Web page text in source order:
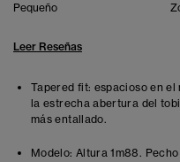
Pequeño
Leer Reseñas
Tapered fit: espacioso en
la estrecha abertura del
más entallado.
Modelo: Altura 1m88.